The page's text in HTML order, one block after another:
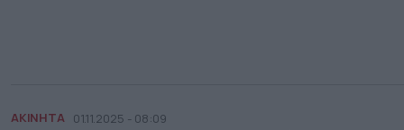
ΑΚΙΝΗΤΑ 01.11.2025 - 08:09